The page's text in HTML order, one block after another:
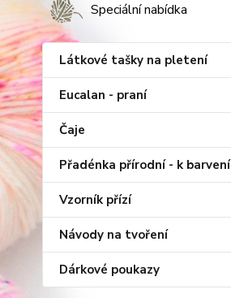
Speciální nabídka
Látkové tašky na pletení
Eucalan - praní
Čaje
Přadénka přírodní - k barvení
Vzorník přízí
Návody na tvoření
Dárkové poukazy